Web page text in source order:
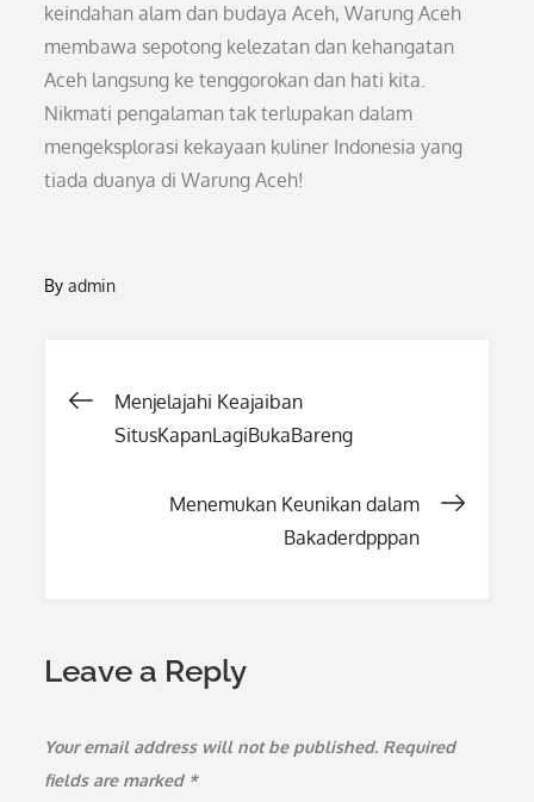
keindahan alam dan budaya Aceh, Warung Aceh
membawa sepotong kelezatan dan kehangatan
Aceh langsung ke tenggorokan dan hati kita.
Nikmati pengalaman tak terlupakan dalam
mengeksplorasi kekayaan kuliner Indonesia yang
tiada duanya di Warung Aceh!
Byadmin
Post
Menjelajahi Keajaiban
SitusKapanLagiBukaBareng
Menemukan Keunikan dalam
Bakaderdpppan
Leave a Reply
Your email address will not be published. Required
fields are marked *